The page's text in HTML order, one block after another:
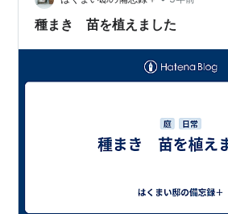
本日の写真。ぶたちゃんの背中の上の
種まき 苗を植えました